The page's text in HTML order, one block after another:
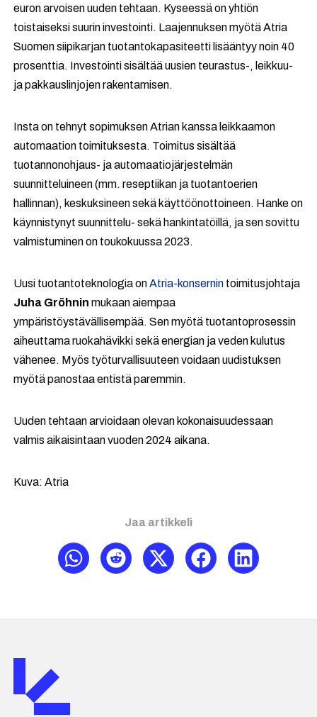
euron arvoisen uuden tehtaan. Kyseessä on yhtiön
toistaiseksi suurin investointi. Laajennuksen myötä Atria
Suomen siipikarjan tuotantokapasiteetti lisääntyy noin 40
prosenttia. Investointi sisältää uusien teurastus-, leikkuu-
ja pakkauslinjojen rakentamisen.
Insta on tehnyt sopimuksen Atrian kanssa leikkaamon
automaation toimituksesta. Toimitus sisältää
tuotannonohjaus- ja automaatiojärjestelmän
suunnitteluineen (mm. reseptiikan ja tuotantoerien
hallinnan), keskuksineen sekä käyttöönottoineen. Hanke on
käynnistynyt suunnittelu- sekä hankintatöillä, ja sen sovittu
valmistuminen on toukokuussa 2023.
Uusi tuotantoteknologia onAtria-konsernin toimitusjohtaja
Juha Gröhnin mukaan aiempaa
ympäristöystävällisempää. Sen myötä tuotantoprosessin
aiheuttama ruokahävikki sekä energian ja veden kulutus
vähenee. Myös työturvallisuuteen voidaan uudistuksen
myötä panostaa entistä paremmin.
Uuden tehtaan arvioidaan olevan kokonaisuudessaan
valmis aikaisintaan vuoden 2024 aikana.
Kuva: Atria
Jaa artikkeli